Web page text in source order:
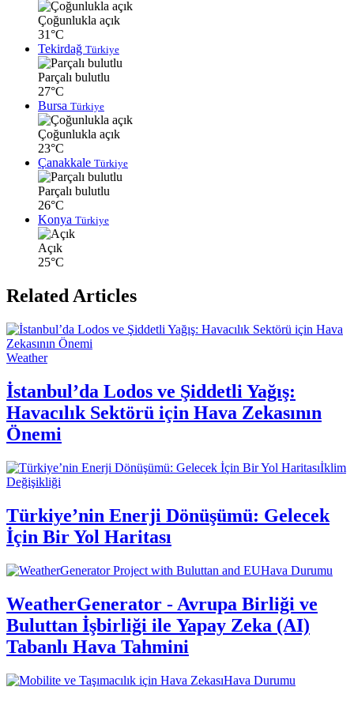
Çoğunlukla açık
31°C
Tekirdağ Türkiye
Parçalı bulutlu
27°C
Bursa Türkiye
Çoğunlukla açık
23°C
Çanakkale Türkiye
Parçalı bulutlu
26°C
Konya Türkiye
Açık
25°C
Related Articles
Weather
İstanbul’da Lodos ve Şiddetli Yağış:
Havacılık Sektörü için Hava Zekasının
Önemi
İklim
Değişikliği
Türkiye’nin Enerji Dönüşümü: Gelecek
İçin Bir Yol Haritası
Hava Durumu
WeatherGenerator - Avrupa Birliği ve
Buluttan İşbirliği ile Yapay Zeka (AI)
Tabanlı Hava Tahmini
Hava Durumu